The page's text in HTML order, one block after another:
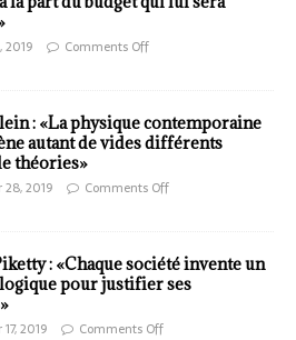
2019 Comments Off
: «La physique contemporaine
autant de vides différents
théories»
28, 2019 Comments Off
: «Chaque société invente un
pour justifier ses
2019 Comments Off